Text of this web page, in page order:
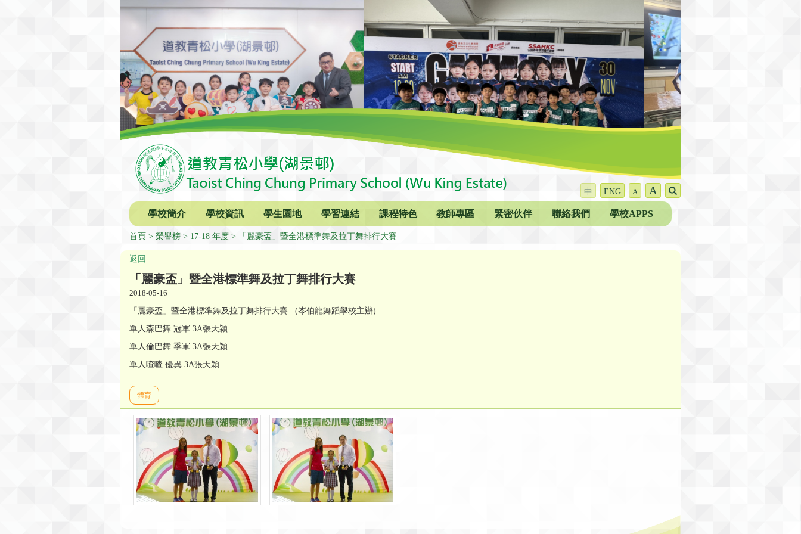
中 ENG A A
學校簡介 學校資訊 學生園地 學習連結 課程特色 教師專區 緊密伙伴 聯絡我們 學校APPS
首頁 榮譽榜 17-18 年度 「麗豪盃」暨全港標準舞及拉丁舞排行大賽
返回
「麗豪盃」暨全港標準舞及拉丁舞排行大賽
2018-05-16
「麗豪盃」暨全港標準舞及拉丁舞排行大賽 (岑伯龍舞蹈學校主辦)
單人森巴舞 冠軍 3A張天穎
單人倫巴舞 季軍 3A張天穎
單人喳喳 優異 3A張天穎
體育